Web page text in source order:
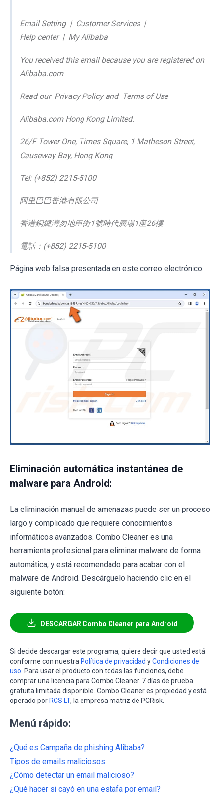
Email Setting | Customer Services |
Help center | My Alibaba
You received this email because you are registered on
Alibaba.com
Read our Privacy Policy and Terms of Use
Alibaba.com Hong Kong Limited.
26/F Tower One, Times Square, 1 Matheson Street,
Causeway Bay, Hong Kong
Tel: (+852) 2215-5100
阿里巴巴香港有限公司
香港銅鑼灣勿地臣街1號時代廣場1座26樓
電話：(+852) 2215-5100
Página web falsa presentada en este correo electrónico:
Eliminación automática instantánea de
malware para Android:
La eliminación manual de amenazas puede ser un proceso
largo y complicado que requiere conocimientos
informáticos avanzados. Combo Cleaner es una
herramienta profesional para eliminar malware de forma
automática, y está recomendado para acabar con el
malware de Android. Descárguelo haciendo clic en el
siguiente botón:
DESCARGAR Combo Cleaner para Android
Si decide descargar este programa, quiere decir que usted está
conforme con nuestra Política de privacidad yCondiciones de
uso . Para usar el producto con todas las funciones, debe
comprar una licencia para Combo Cleaner. 7 días de prueba
gratuita limitada disponible. Combo Cleaner es propiedad y está
operado por RCS LT, la empresa matriz de PCRisk.
Menú rápido:
¿Qué es Campaña de phishing Alibaba?
Tipos de emails maliciosos.
¿Cómo detectar un email malicioso?
¿Qué hacer si cayó en una estafa por email?